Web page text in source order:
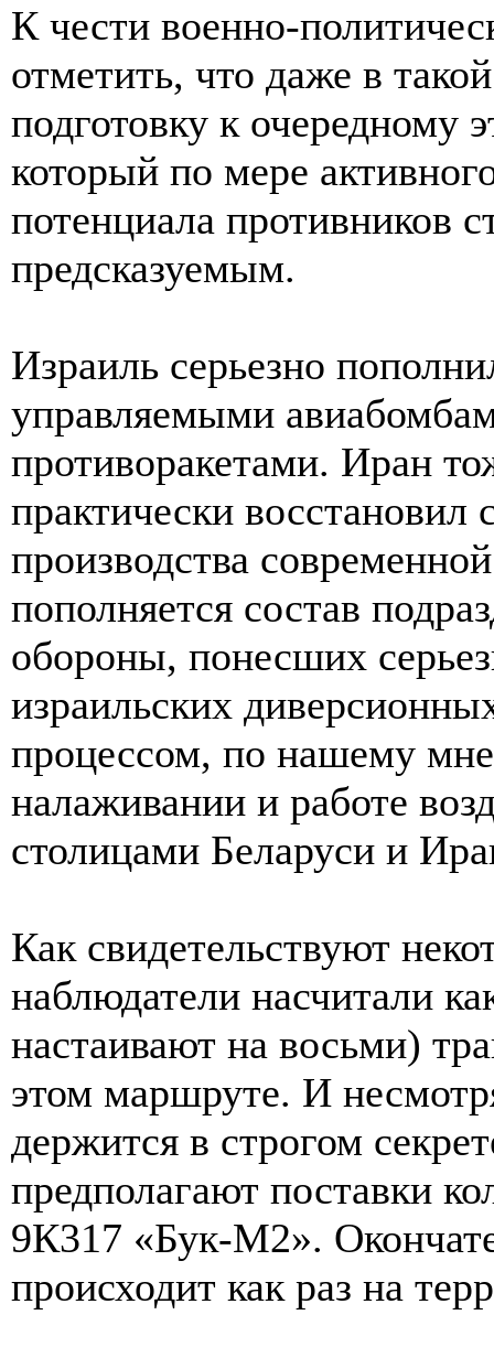
К чести военно-
отметить, что даже в
подготовку к очередному
который по мере
потенциала противников
предсказуемым.
Израиль серьезно
управляемыми
противоракетами. Иран
практически
производства
пополняется состав
обороны, понесших
израильских
процессом, по нашему
налаживании и работе
столицами Беларуси и
Как свидетельствуют
наблюдатели насчитали
настаивают на восьми)
этом маршруте. И
держится в строгом
предполагают поставки
9К317 «Бук-М2».
происходит как раз на